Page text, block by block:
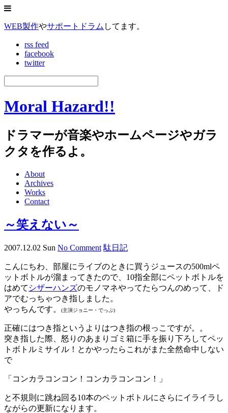
WEB製作やサポートドラム してます。
rss feed
facebook
twitter
Moral Hazard!!
ドラマーが音楽やホームページやガラ
クタを作るよ。
About
Archives
Works
Contact
～笑えない～
2007.12.02 Sun No Comment 駄日記
こんにちわ、部屋にライブのときに買うジュースの500mlペ
ットボトルが溜まってきたので、10指全部にペットボトルを
はめて シザーハンズのモノマネやってたらつんのめって、ド
アでむっちゃつき指しました。
やっちんです。
(主演ジョニー・でっぷ)
正確にはつき指というよりはつき指の根っこですが。。
突き指した際、怒りのあまりゴミ箱に手を振り下ろしてペッ
トボトルミサイル！とかやったらこれがまた全然命中しない
で
「コンカラコンコン！コンカラコンコン！」
と不規則に跳ね回る10本のペットボトルにさらにイライラし
ながらの更新になります。